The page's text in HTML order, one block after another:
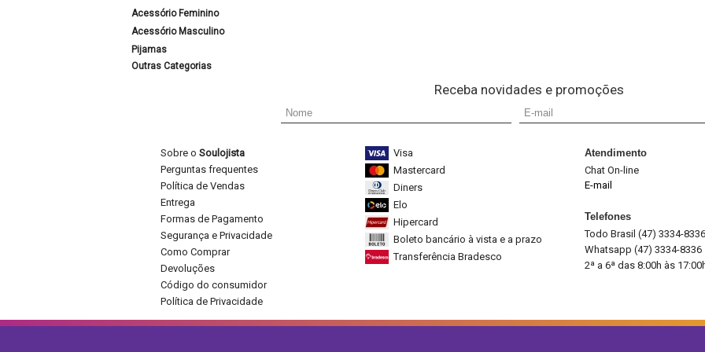
Acessório Feminino
Acessório Masculino
Pijamas
Outras Categorias
Receba novidades e promoções
Sobre o Soulojista
Perguntas frequentes
Política de Vendas
Entrega
Formas de Pagamento
Segurança e Privacidade
Como Comprar
Devoluções
Código do consumidor
Política de Privacidade
Visa
Mastercard
Diners
Elo
Hipercard
Boleto bancário à vista e a prazo
Transferência Bradesco
Atendimento
Chat On-line
E-mail
Telefones
Todo Brasil (47) 3334-8336
Whatsapp (47) 3334-8336
2ª a 6ª das 8:00h às